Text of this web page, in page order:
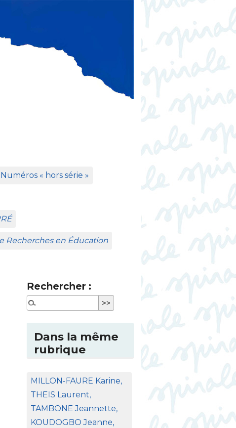
Numéros « hors série »
É
Recherches en Éducation
Rechercher :
Dans la même
rubrique
MILLON-FAURE Karine,
THEIS Laurent,
TAMBONE Jeannette,
KOUDOGBO Jeanne,